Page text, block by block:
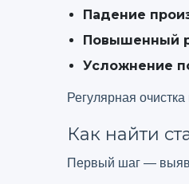
Падение
Повышенный
Усложнение
Регулярная
Как найти
Первый шаг —